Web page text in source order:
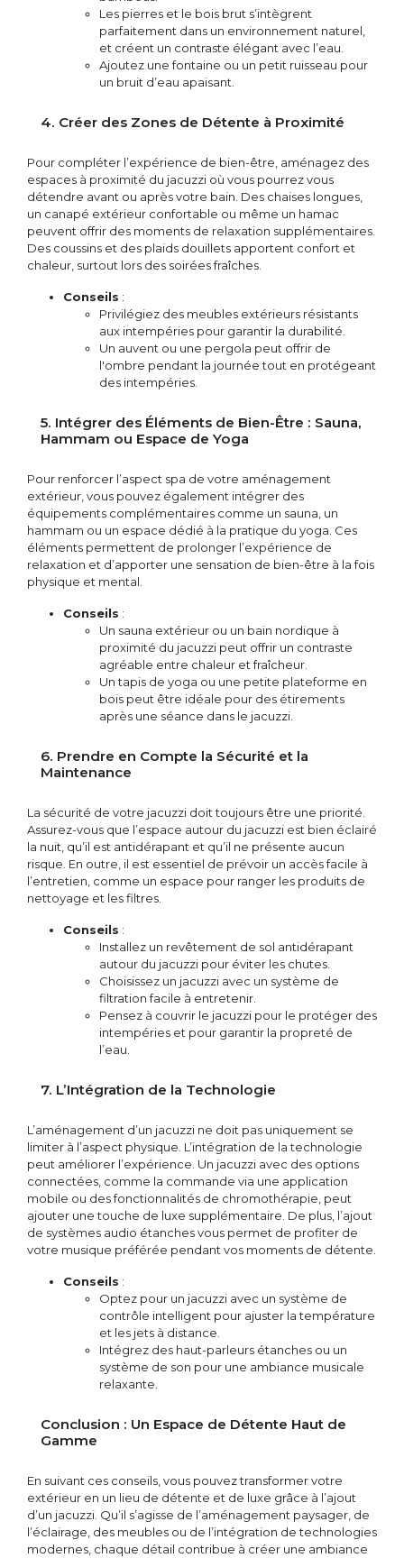
Les pierres et le bois brut s’intègrent
parfaitement dans un environnement naturel,
et créent un contraste élégant avec l’eau.
Ajoutez une fontaine ou un petit ruisseau pour
un bruit d’eau apaisant.
4. Créer des Zones de Détente à Proximité
Pour compléter l’expérience de bien-être, aménagez des
espaces à proximité du jacuzzi où vous pourrez vous
détendre avant ou après votre bain. Des chaises longues,
un canapé extérieur confortable ou même un hamac
peuvent offrir des moments de relaxation supplémentaires.
Des coussins et des plaids douillets apportent confort et
chaleur, surtout lors des soirées fraîches.
Conseils :
Privilégiez des meubles extérieurs résistants
aux intempéries pour garantir la durabilité.
Un auvent ou une pergola peut offrir de
l'ombre pendant la journée tout en protégeant
des intempéries.
5. Intégrer des Éléments de Bien-Être : Sauna,
Hammam ou Espace de Yoga
Pour renforcer l’aspect spa de votre aménagement
extérieur, vous pouvez également intégrer des
équipements complémentaires comme un sauna, un
hammam ou un espace dédié à la pratique du yoga. Ces
éléments permettent de prolonger l’expérience de
relaxation et d’apporter une sensation de bien-être à la fois
physique et mental.
Conseils :
Un sauna extérieur ou un bain nordique à
proximité du jacuzzi peut offrir un contraste
agréable entre chaleur et fraîcheur.
Un tapis de yoga ou une petite plateforme en
bois peut être idéale pour des étirements
après une séance dans le jacuzzi.
6. Prendre en Compte la Sécurité et la
Maintenance
La sécurité de votre jacuzzi doit toujours être une priorité.
Assurez-vous que l’espace autour du jacuzzi est bien éclairé
la nuit, qu’il est antidérapant et qu’il ne présente aucun
risque. En outre, il est essentiel de prévoir un accès facile à
l’entretien, comme un espace pour ranger les produits de
nettoyage et les filtres.
Conseils :
Installez un revêtement de sol antidérapant
autour du jacuzzi pour éviter les chutes.
Choisissez un jacuzzi avec un système de
filtration facile à entretenir.
Pensez à couvrir le jacuzzi pour le protéger des
intempéries et pour garantir la propreté de
l’eau.
7. L’Intégration de la Technologie
L’aménagement d’un jacuzzi ne doit pas uniquement se
limiter à l’aspect physique. L’intégration de la technologie
peut améliorer l’expérience. Un jacuzzi avec des options
connectées, comme la commande via une application
mobile ou des fonctionnalités de chromothérapie, peut
ajouter une touche de luxe supplémentaire. De plus, l’ajout
de systèmes audio étanches vous permet de profiter de
votre musique préférée pendant vos moments de détente.
Conseils :
Optez pour un jacuzzi avec un système de
contrôle intelligent pour ajuster la température
et les jets à distance.
Intégrez des haut-parleurs étanches ou un
système de son pour une ambiance musicale
relaxante.
Conclusion : Un Espace de Détente Haut de
Gamme
En suivant ces conseils, vous pouvez transformer votre
extérieur en un lieu de détente et de luxe grâce à l’ajout
d’un jacuzzi. Qu’il s’agisse de l’aménagement paysager, de
l’éclairage, des meubles ou de l’intégration de technologies
modernes, chaque détail contribue à créer une ambiance